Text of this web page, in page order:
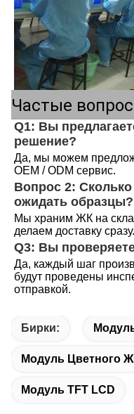
Частые
Q1: Вы
решение?
Да, мы можем
OEM / ODM сервис.
Вопрос 2:
ожидать образцы?
Мы храним ЖК на
делаем доставку сразу.
Q3: Вы
Да, каждый шаг
будут проведены
отправкой.
Бирки:
Модуль Цветного
Модуль TFT LCD